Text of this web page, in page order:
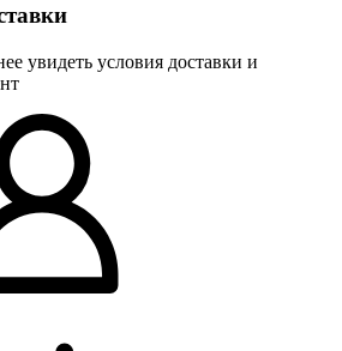
увидеть условия доставки и